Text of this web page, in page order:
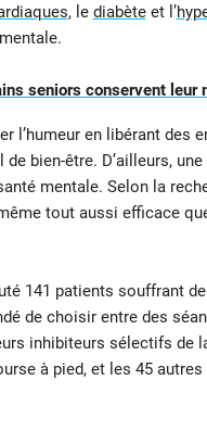
, le diabèteet l’
seniors conservent leur
l’humeur en libérant des
bien-être. D’ailleurs,
mentale. Selon la
tout aussi efficace
141 patients souffrant
de choisir entre des
inhibiteurs sélectifs de
à pied, et les 45